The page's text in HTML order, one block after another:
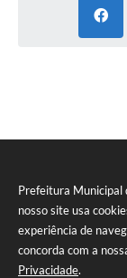
Prefeitura Municipal
nosso site usa
experiência de
concorda com a
Privacidade.